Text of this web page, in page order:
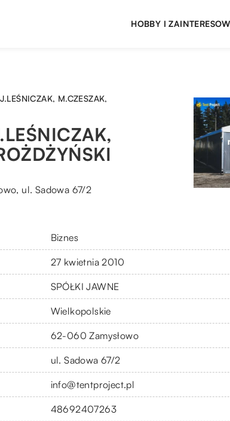
HOBBY I
M.CZESZAK,
ul. Sadowa 67/2
Biznes
27 kwietnia 2010
SPÓŁKI JAWNE
Wielkopolskie
62-060 Zamysłowo
ul. Sadowa 67/2
info@tentproject.pl
48692407263